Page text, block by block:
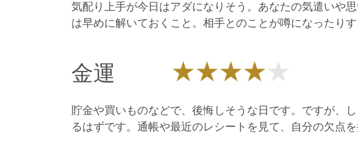
気配り上手が今日はアダになりそう。あなたの気遣いや
は早めに解いておくこと。相手とのことが噂になったりす
金運
貯金や買いものなどで、後悔しそうな日です。ですが、
るはずです。通帳や最近のレシートを見て、自分の欠点を